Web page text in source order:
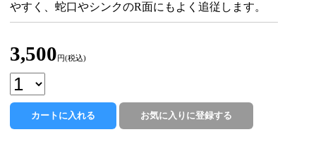
やすく、蛇口やシンクのR面にもよく追従します。
3,500 円(税込)